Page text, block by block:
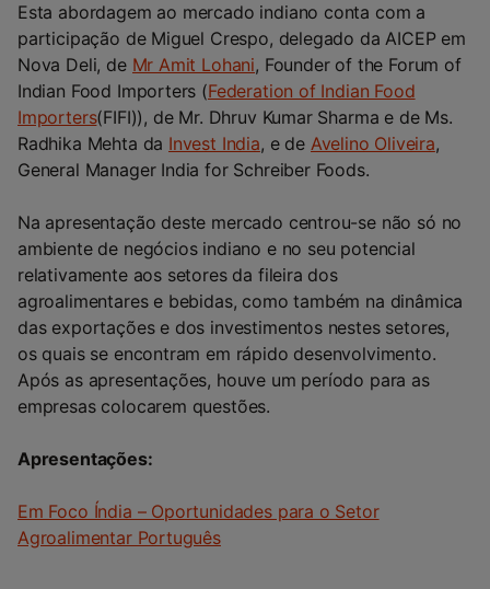
Esta abordagem ao mercado indiano conta com a
participação de Miguel Crespo, delegado da AICEP em
Nova Deli, de Mr Amit Lohani, Founder of the Forum of
Indian Food Importers (Federation of Indian Food
Importers(FIFI)), de Mr. Dhruv Kumar Sharma e de Ms.
Radhika Mehta da Invest India, e de Avelino Oliveira,
General Manager India for Schreiber Foods.
Na apresentação deste mercado centrou-se não só no
ambiente de negócios indiano e no seu potencial
relativamente aos setores da fileira dos
agroalimentares e bebidas, como também na dinâmica
das exportações e dos investimentos nestes setores,
os quais se encontram em rápido desenvolvimento.
Após as apresentações, houve um período para as
empresas colocarem questões.
Apresentações:
Em Foco Índia – Oportunidades para o Setor
Agroalimentar Português